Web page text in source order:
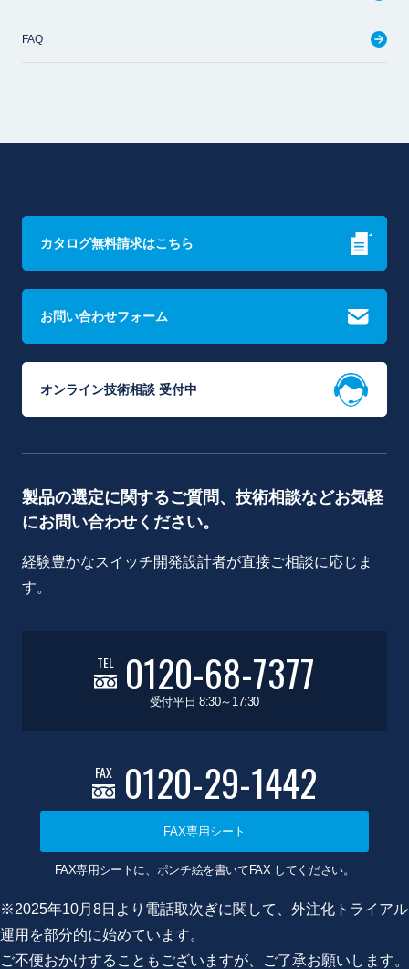
FAQ
カタログ無料請求はこちら
お問い合わせフォーム
オンライン技術相談 受付中
製品の選定に関するご質問、技術相談などお気軽
にお問い合わせください。
経験豊かなスイッチ開発設計者が直接ご相談に応じま
す。
TEL 0120-68-7377
受付平日 8:30～17:30
FAX 0120-29-1442
FAX専用シート
FAX専用シートに、ポンチ絵を書いてFAX してください。
※2025年10月8日より電話取次ぎに関して、外注化トライアル
運用を部分的に始めています。
ご不便おかけすることもございますが、ご了承お願いします。